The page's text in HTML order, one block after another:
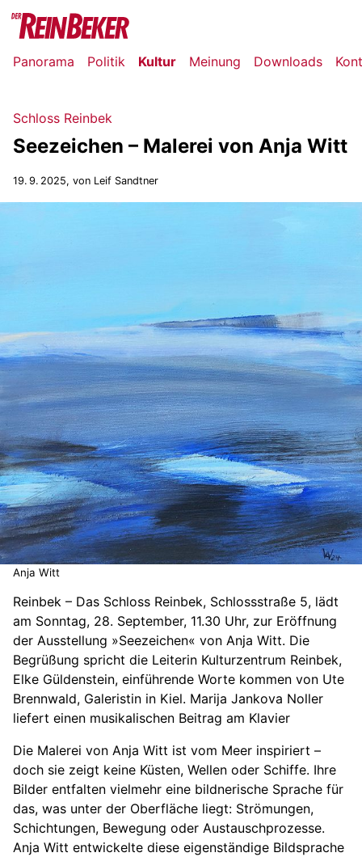
Panorama Politik Kultur Meinung Downloads
Schloss Reinbek
Seezeichen – Malerei von Anja Witt
19. 9. 2025, von Leif Sandtner
Anja Witt
Reinbek – Das Schloss Reinbek, Schlossstraße 5, lädt
am Sonntag, 28. September, 11.30 Uhr, zur Eröffnung
der Ausstellung »Seezeichen« von Anja Witt. Die
Begrüßung spricht die Leiterin Kulturzentrum Reinbek,
Elke Güldenstein, einführende Worte kommen von Ute
Brennwald, Galeristin in Kiel. Marija Jankova Noller
liefert einen musikalischen Beitrag am Klavier
Die Malerei von Anja Witt ist vom Meer inspiriert –
doch sie zeigt keine Küsten, Wellen oder Schiffe. Ihre
Bilder entfalten vielmehr eine bildnerische Sprache für
das, was unter der Oberfläche liegt: Strömungen,
Schichtungen, Bewegung oder Austauschprozesse.
Anja Witt entwickelte diese eigenständige Bildsprache